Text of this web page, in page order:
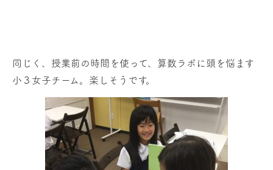
同じく、授業前の時間を使って、算数ラボに頭を悩ます
小３女子チーム。楽しそうです。